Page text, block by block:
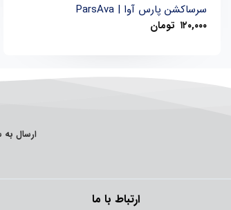
سرساکشن پارس آوا | ParsAva
۱۲۰,۰۰۰ تومان
ارسال به
ارتباط با ما